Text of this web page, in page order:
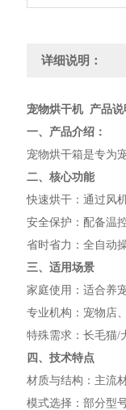
详细说明：
宠物烘干机 产品
一、产品介绍：
宠物烘干箱是专为
二、核心功能
快速烘干‌：通过风
安全保护‌：配备温
省时省力‌：全自动
三、适用场景
家庭使用‌：适合养
专业机构‌：宠物店
特殊需求‌：长毛猫/
四、技术特点
材质与结构‌：主流
模式选择‌：部分型